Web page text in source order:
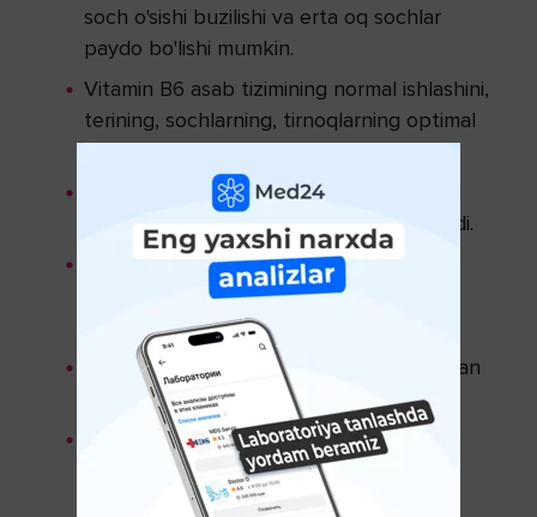
soch o'sishi buzilishi va erta oq sochlar
paydo bo'lishi mumkin.
Vitamin B6 asab tizimining normal ishlashini,
terining, sochlarning, tirnoqlarning optimal
holatini qo'llab-quvvatlaydi.
Biotin terida, soch va tirnoqlarda optimal
metabolizmni ta'minlashga yordam beradi.
Rux - A vitaminini singishini yaxshilaydi,
terining va sochlarning tiklanishini
rag'batlantiradi.
Selen - taniqli antioksidant, bu stress bilan
kurashishga yordam beradi.
Xrom qondagi qand miqdorini, lipidlar
almashinuvini normallashtirishga yordam
beradi, sochlar va tirnoqlarning o'sishini